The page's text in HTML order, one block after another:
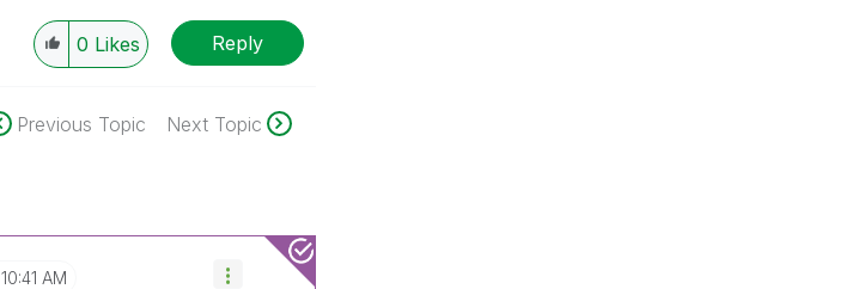
0 Likes Reply
Previous Topic Next Topic
10:41 AM